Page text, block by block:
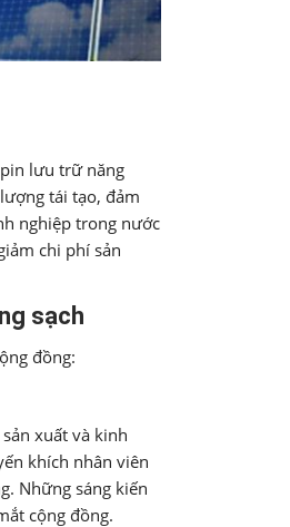
lưu trữ năng
tái tạo, đảm
nghiệp trong nước
chi phí sản
sạch
đồng:
xuất và kinh
khích nhân viên
Những sáng kiến
cộng đồng.